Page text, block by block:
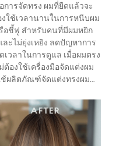
การจัดทรง ผมที่ยืดแล้วจะ
ใช้เวลานานในการหนีบผม
อชี้ฟู สำหรับคนที่มีผมหยิก
ะไม่ยุ่งเหยิง ลดปัญหาการ
วลาในการดูแล เมื่อผมตรง
องใช้เครื่องมือจัดแต่งผม
ผลิตภัณฑ์จัดแต่งทรงผม...